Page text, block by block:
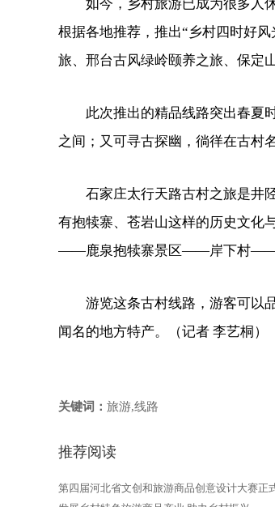
如今，乡村旅游已成为很多人
根据各地推荐，推出“乡村四时好
旅、邢台古风绿岭颐养之旅、保定
此次推出的精品线路突出春夏
之间；又可寻古探幽，徜徉在古村
石家庄太行天路古村之旅是井
有抱犊寨、苍岩山这样的历史文化
——鹿泉抱犊寨景区——岸下村——
游览这条古村线路，游客可以
闻名的地方特产。（记者 李艺桐）
关键词： 旅游,线路
推荐阅读
第四届河北省文创和旅游商品创意设计大赛正